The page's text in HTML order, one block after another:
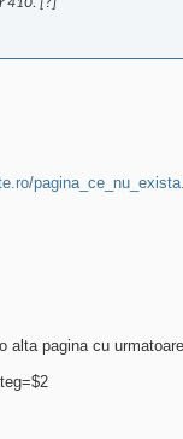
410. [?]
alta pagina cu